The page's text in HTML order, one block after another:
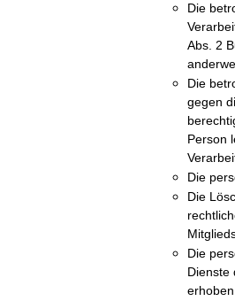
Die
Abs. 2
Die
gegen
Person
Die
Die
Die
Dienste